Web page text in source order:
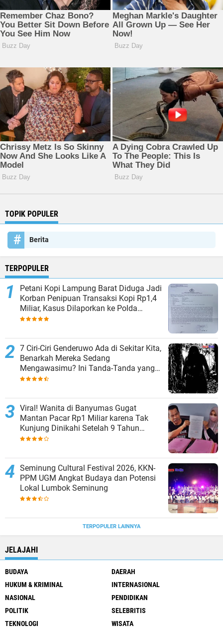
TOPIK POPULER
Berita
TERPOPULER
Petani Kopi Lampung Barat Diduga Jadi
Korban Penipuan Transaksi Kopi Rp1,4
Miliar, Kasus Dilaporkan ke Polda
Lampung
7 Ciri-Ciri Genderuwo Ada di Sekitar Kita,
Benarkah Mereka Sedang
Mengawasimu? Ini Tanda-Tanda yang
Sering Diabaikan
Viral! Wanita di Banyumas Gugat
Mantan Pacar Rp1 Miliar karena Tak
Kunjung Dinikahi Setelah 9 Tahun
Berpacaran
Seminung Cultural Festival 2026, KKN-
PPM UGM Angkat Budaya dan Potensi
Lokal Lumbok Seminung
TERPOPULER LAINNYA
JELAJAHI
BUDAYA
DAERAH
HUKUM & KRIMINAL
INTERNASIONAL
NASIONAL
PENDIDIKAN
POLITIK
SELEBRITIS
TEKNOLOGI
WISATA